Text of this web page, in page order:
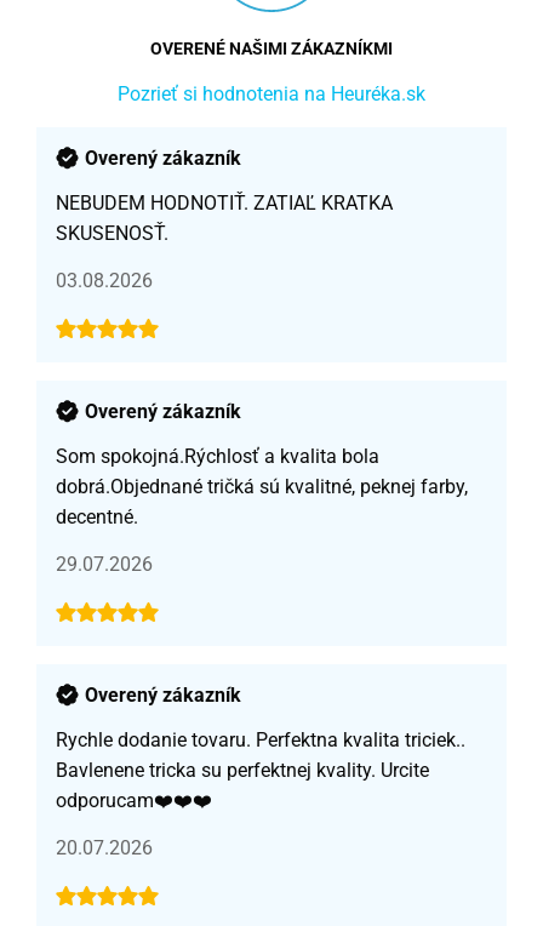
OVERENÉ NAŠIMI ZÁKAZNÍKMI
Pozrieť si hodnotenia na Heuréka.sk
Overený zákazník
NEBUDEM HODNOTIŤ. ZATIAĽ KRATKA
SKUSENOSŤ.
03.08.2026
Overený zákazník
Som spokojná.Rýchlosť a kvalita bola
dobrá.Objednané tričká sú kvalitné, peknej farby,
decentné.
29.07.2026
Overený zákazník
Rychle dodanie tovaru. Perfektna kvalita triciek..
Bavlenene tricka su perfektnej kvality. Urcite
odporucam❤️❤️❤️
20.07.2026